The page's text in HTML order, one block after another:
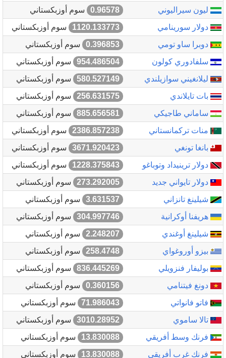
ليون سيراليوني
0.96578
سوم أوزبكستاني
دولار سورينامي
1120.133773
سوم أوزبكستاني
دوبرا ساو تومي
0.396853
سوم أوزبكستاني
سلفادوري كولون
954.486504
سوم أوزبكستاني
ليلانغيني سوازيلندي
580.527149
سوم أوزبكستاني
بات تايلاندي
256.631575
سوم أوزبكستاني
ساماني طاجيكي
885.656581
سوم أوزبكستاني
منات تركمانستاني
2386.857238
سوم أوزبكستاني
بانغا تونغي
3671.920423
سوم أوزبكستاني
دولار ترينيداد وتوباغو
1228.375843
سوم أوزبكستاني
دولار تايواني جديد
273.292005
سوم أوزبكستاني
شيلينغ تانزاني
3.631537
سوم أوزبكستاني
هريفنا أوكرانية
304.997746
سوم أوزبكستاني
شيلينغ أوغندي
2.248207
سوم أوزبكستاني
بيزو أوروغواي
258.4748
سوم أوزبكستاني
بوليفار فنزويلي
836.445269
سوم أوزبكستاني
دونغ فيتنامي
0.360156
سوم أوزبكستاني
فاتو فانواتي
71.986043
سوم أوزبكستاني
تالا ساموي
3010.28952
سوم أوزبكستاني
فرنك وسط أفريقي
13.830088
سوم أوزبكستاني
فرنك غرب أفريقي
13.830088 سوم أوزبكستاني